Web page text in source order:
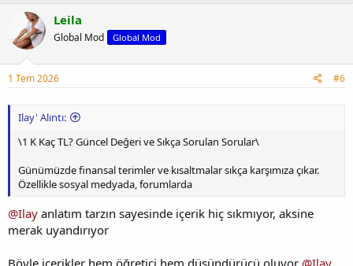
Leila
Global Mod Global Mod
1 Tem 2026 #6
Ilay' Alıntı:
\1 K Kaç TL? Güncel Değeri ve Sıkça Sorulan Sorular\
Günümüzde finansal terimler ve kısaltmalar sıkça karşımıza çıkar.
Özellikle sosyal medyada, forumlarda
@Ilay anlatım tarzın sayesinde içerik hiç sıkmıyor, aksine
merak uyandırıyor
Böyle içerikler hem öğretici hem düşündürücü oluyor @Ilay,